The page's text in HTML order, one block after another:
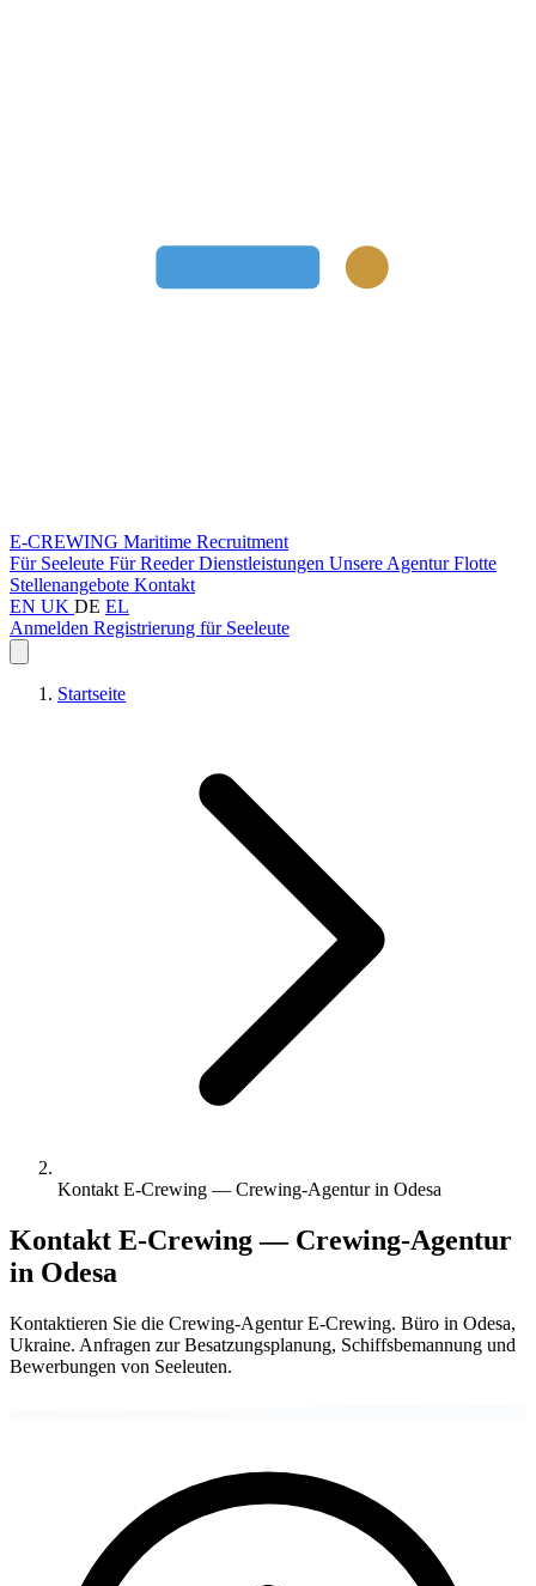
E-CREWING Maritime Recruitment
Für Seeleute Für ReederDienstleistungen Unsere AgenturFlotte
Stellenangebote Kontakt
EN UK DE EL
Anmelden Registrierung für Seeleute
Startseite
Kontakt E-Crewing — Crewing-Agentur in Odesa
Kontakt E-Crewing — Crewing-Agentur
in Odesa
Kontaktieren Sie die Crewing-Agentur E-Crewing. Büro in Odesa,
Ukraine. Anfragen zur Besatzungsplanung, Schiffsbemannung und
Bewerbungen von Seeleuten.